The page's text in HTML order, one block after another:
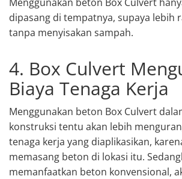
dipasang di tempatnya, supaya lebih
tanpa menyisakan sampah.
4. Box Culvert
Biaya Tenaga Kerja
Menggunakan beton Box Culvert
konstruksi tentu akan lebih
tenaga kerja yang diaplikasikan,
memasang beton di lokasi itu.
memanfaatkan beton konvensional,